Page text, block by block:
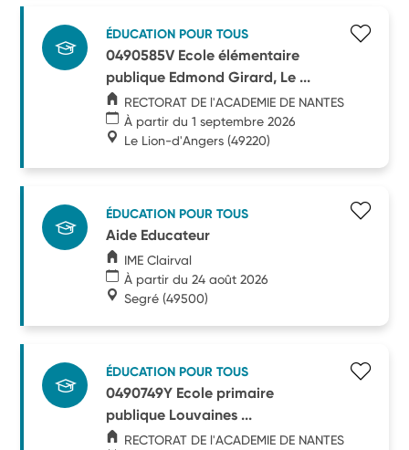
ÉDUCATION POUR TOUS
0490585V Ecole élémentaire
publique Edmond Girard, Le ...
RECTORAT DE l'ACADEMIE DE NANTES
À partir du 1 septembre 2026
Le Lion-d'Angers (49220)
ÉDUCATION POUR TOUS
Aide Educateur
IME Clairval
À partir du 24 août 2026
Segré (49500)
ÉDUCATION POUR TOUS
0490749Y Ecole primaire
publique Louvaines ...
RECTORAT DE l'ACADEMIE DE NANTES